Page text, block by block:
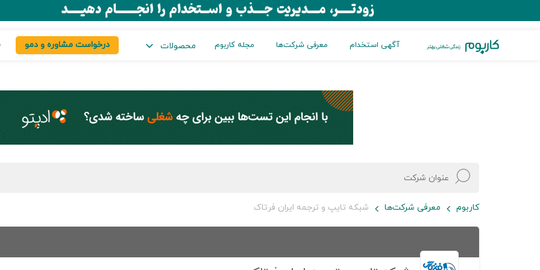
آگهی استخدام معرفی شرکت‌ها مجله کاربوم محصولات درخواست مشاوره و دمو
کاربوم معرفی شرکت‌ها شبکه تایپ و ترجمه ایران فرتاک